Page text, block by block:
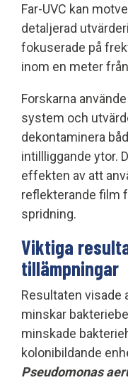
Far-UVC kan
detaljerad
fokuserade på
inom en meter
Forskarna
system och
dekontaminera
intillliggande ytor.
effekten av att
reflekterande film
spridning.
Viktiga
tillämpningar
Resultaten visade
minskar
minskade
kolonibildande
Pseudomonas